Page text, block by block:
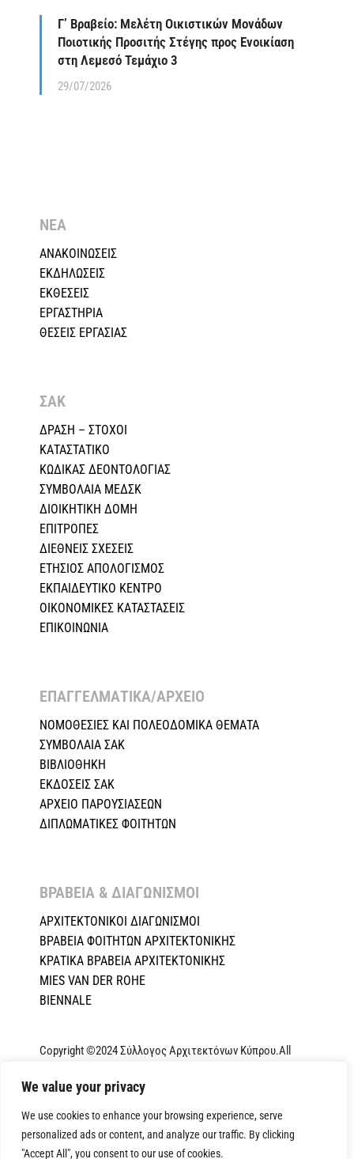
We value your privacy
We use cookies to enhance your browsing experience, serve
personalized ads or content, and analyze our traffic. By clicking
"Accept All", you consent to our use of cookies.
Γ’ Βραβείο: Μελέτη Οικιστικών Μονάδων
Ποιοτικής Προσιτής Στέγης προς Ενοικίαση
στη Λεμεσό Τεμάχιο 3
29/07/2026
ΝΕΑ
ΑΝΑΚΟΙΝΩΣΕΙΣ
ΕΚΔΗΛΩΣΕΙΣ
ΕΚΘΕΣΕΙΣ
ΕΡΓΑΣΤΗΡΙΑ
ΘΕΣΕΙΣ ΕΡΓΑΣΙΑΣ
ΣΑΚ
ΔΡΑΣΗ – ΣΤΟΧΟΙ
ΚΑΤΑΣΤΑΤΙΚΟ
ΚΩΔΙΚΑΣ ΔΕΟΝΤΟΛΟΓΙΑΣ
ΣΥΜΒΟΛΑΙΑ ΜΕΔΣΚ
ΔΙΟΙΚΗΤΙΚΗ ΔΟΜΗ
ΕΠΙΤΡΟΠΕΣ
ΔΙΕΘΝΕΙΣ ΣΧΕΣEIΣ
ΕΤΗΣΙΟΣ ΑΠΟΛΟΓΙΣΜΟΣ
ΕΚΠΑΙΔΕΥΤΙΚΟ ΚΕΝΤΡΟ
ΟΙΚΟΝΟΜΙΚΕΣ ΚΑΤΑΣΤΑΣΕΙΣ
ΕΠΙΚΟΙΝΩΝΙΑ
ΕΠΑΓΓΕΛΜΑΤΙΚΑ/ΑΡΧΕΙΟ ​
ΝΟΜΟΘΕΣΙΕΣ KAI ΠΟΛΕΟΔΟΜΙΚΑ ΘΕΜΑΤΑ
ΣΥΜΒΟΛΑΙΑ ΣΑΚ
ΒΙΒΛΙΟΘΗΚΗ
ΕΚΔΟΣΕΙΣ ΣΑΚ
ΑΡΧΕΙΟ ΠΑΡΟΥΣΙΑΣΕΩΝ
ΔΙΠΛΩΜΑΤΙΚΕΣ ΦΟΙΤΗΤΩΝ
ΒΡΑΒΕΙΑ & ΔΙΑΓΩΝΙΣΜΟΙ ​
ΑΡΧΙΤΕΚΤΟΝΙΚΟΙ ΔΙΑΓΩΝΙΣΜΟΙ
ΒΡΑΒΕΙΑ ΦΟΙΤΗΤΩΝ ΑΡΧΙΤΕΚΤΟΝΙΚΗΣ
ΚΡΑΤΙΚΑ ΒΡΑΒΕΙΑ ΑΡΧΙΤΕΚΤΟΝΙΚΗΣ
MIES VAN DER ROHE
BIENNALE
Copyright ©2024 Σύλλογος Αρχιτεκτόνων Κύπρου.All
Privacy Policy